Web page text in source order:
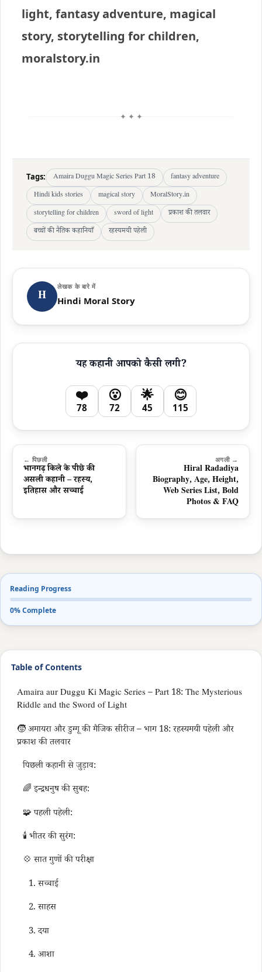
light, fantasy adventure, magical
story, storytelling for children,
moralstory.in
✦ ✦ ✦
Tags: Amaira Duggu Magic Series Part 18
fantasy adventure
Hindi kids stories
magical story
MoralStory.in
storytelling for children
sword of light
प्रकाश की तलवार
बच्चों की नैतिक कहानियाँ
रहस्यमयी पहेली
H
लेखक के बारे में
Hindi Moral Story
यह कहानी आपको कैसी लगी?
❤️
78
😮
72
🌟
45
😊
115
← पिछली
भानगढ़ किले के पीछे की
असली कहानी – रहस्य,
इतिहास और सच्चाई
अगली →
Hiral Radadiya
Biography, Age, Height,
Web Series List, Bold
Photos & FAQ
Reading Progress
0% Complete
Table of Contents
Amaira aur Duggu Ki Magic Series – Part 18: The Mysterious
Riddle and the Sword of Light
🧒 अमायरा और डुग्गू की मैजिक सीरीज – भाग 18: रहस्यमयी पहेली और
प्रकाश की तलवार
पिछली कहानी से जुड़ाव:
🌈 इन्द्रधनुष की सुबह:
🧩 पहली पहेली:
🕯️ भीतर की सुरंग:
💠 सात गुणों की परीक्षा
1. सच्चाई
2. साहस
3. दया
4. आशा